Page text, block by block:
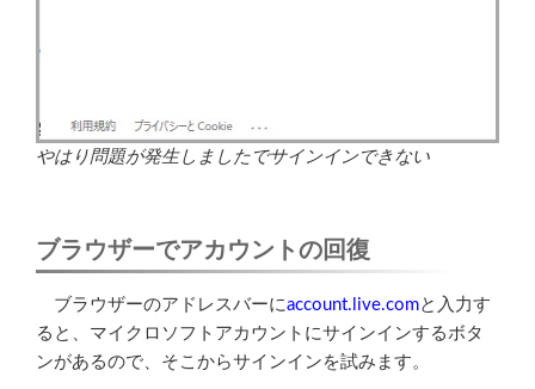
やはり問題が発生しましたでサインインできない
ブラウザーでアカウントの回復
ブラウザーのアドレスバーにaccount.live.comと入力す
ると、マイクロソフトアカウントにサインインするボタ
ンがあるので、そこからサインインを試みます。